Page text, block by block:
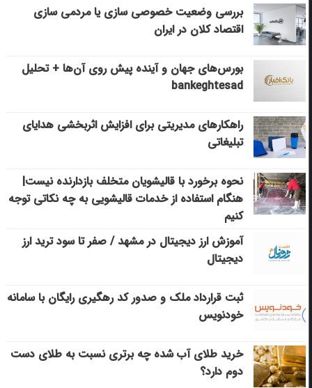
بررسی وضعیت خصوصی سازی یا مردمی سازی
اقتصاد کلان در ایران
بورس‌های جهان و آینده پیش روی آن‌ها + تحلیل
bankeghtesad
راهکارهای مدیریتی برای افزایش اثربخشی هدایای
تبلیغاتی
نحوه برخورد با قالیشویان متخلف بازدارنده نیست|
هنگام استفاده از خدمات قالیشویی به چه نکاتی توجه
کنیم
آموزش ارز دیجیتال در مشهد / صفر تا سود ترید ارز
دیجیتال
ثبت قرارداد ملک و صدور کد رهگیری رایگان با سامانه
خودنویس
خرید طلای آب شده چه برتری نسبت به طلای دست
دوم دارد؟